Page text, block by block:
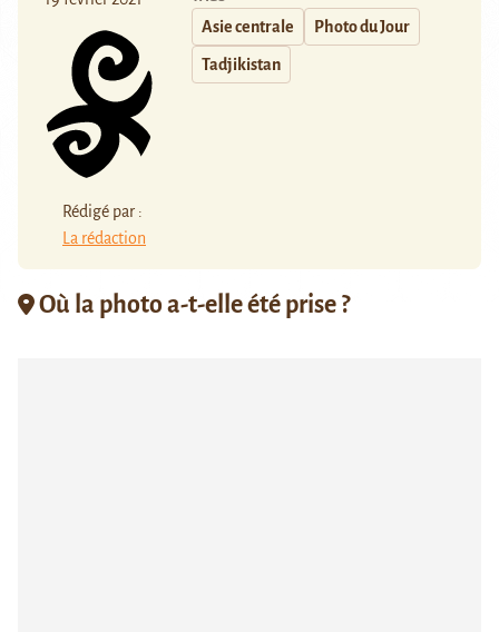
Rédigé par :
La rédaction
Asie centrale Photo du Jour
Tadjikistan
Où la photo a-t-elle été prise ?